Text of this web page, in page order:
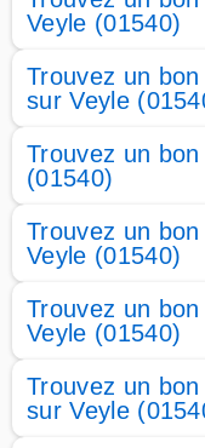
Veyle (01540)
Trouvez un
sur Veyle
Trouvez un
(01540)
Trouvez un
Veyle (01540)
Trouvez un
Veyle (01540)
Trouvez un
sur Veyle